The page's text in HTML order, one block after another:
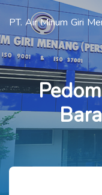
PT. Air Minum Giri